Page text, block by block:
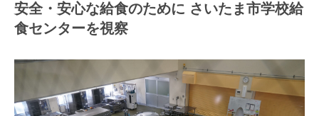
安全・安心な給食のために さいたま市学校給
食センターを視察